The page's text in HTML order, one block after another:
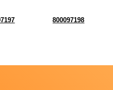
800097198